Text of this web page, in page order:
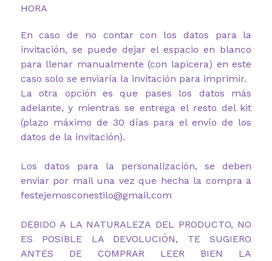
HORA
En caso de no contar con los datos para la
invitación, se puede dejar el espacio en blanco
para llenar manualmente (con lapicera) en este
caso solo se enviaría la invitación para imprimir.
La otra opción es que pases los datos más
adelante, y mientras se entrega el resto del kit
(plazo máximo de 30 días para el envío de los
datos de la invitación).
Los datos para la personalización, se deben
enviar por mail una vez que hecha la compra a
festejemosconestilo@gmail.com
DEBIDO A LA NATURALEZA DEL PRODUCTO, NO
ES POSIBLE LA DEVOLUCIÓN, TE SUGIERO
ANTES DE COMPRAR LEER BIEN LA